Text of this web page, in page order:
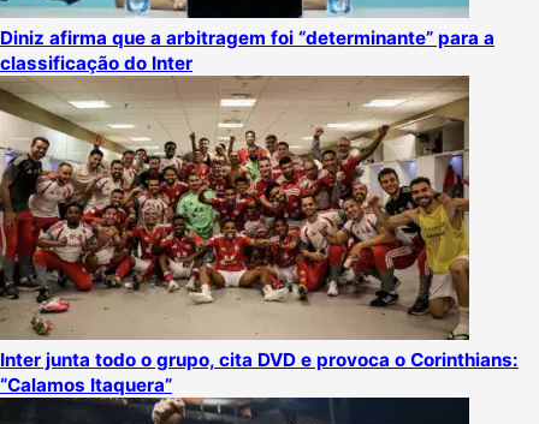
Diniz afirma que a arbitragem foi “determinante” para a
classificação do Inter
Inter junta todo o grupo, cita DVD e provoca o Corinthians:
“Calamos Itaquera”